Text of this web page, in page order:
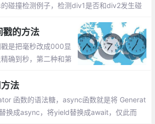
碰撞检测例子，检测div1是否和div2发生碰
戳的方法
是把毫秒改成000显
确到秒，第二种和第
法
函数的语法糖，async函数就是将 Generat
换成async，将yield替换成await，仅此而